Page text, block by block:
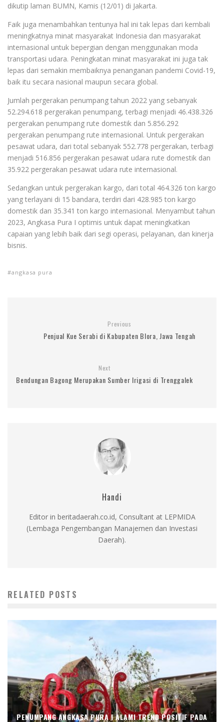
dikutip laman BUMN, Kamis (12/01) di Jakarta.
Faik juga menambahkan tentunya hal ini tak lepas dari kembali
meningkatnya minat masyarakat Indonesia dan masyarakat
internasional untuk bepergian dengan menggunakan moda
transportasi udara. Peningkatan minat masyarakat ini juga tak
lepas dari semakin membaiknya penanganan pandemi Covid-19,
baik itu secara nasional maupun secara global.
Jumlah pergerakan penumpang tahun 2022 yang sebanyak
52.294.618 pergerakan penumpang, terbagi menjadi 46.438.326
pergerakan penumpang rute domestik dan 5.856.292
pergerakan penumpang rute internasional. Untuk pergerakan
pesawat udara, dari total sebanyak 552.778 pergerakan, terbagi
menjadi 516.856 pergerakan pesawat udara rute domestik dan
35.922 pergerakan pesawat udara rute internasional.
Sedangkan untuk pergerakan kargo, dari total 464.326 ton kargo
yang terlayani di 15 bandara, terdiri dari 428.985 ton kargo
domestik dan 35.341 ton kargo internasional. Menyambut tahun
2023, Angkasa Pura I optimis untuk dapat meningkatkan
capaian yang lebih baik dari segi operasi, pelayanan, dan kinerja
bisnis.
angkasa pura
Previous
Penjual Kue Serabi di Kabupaten Blora, Jawa Tengah
Next
Bendungan Bagong Merupakan Sumber Irigasi di Trenggalek
Handi
Editor in beritadaerah.co.id, Consultant at LEPMIDA
(Lembaga Pengembangan Manajemen dan Investasi
Daerah).
RELATED POSTS
PENUMPANG ANGKASA PURA I ALAMI TREND POSITIF PADA